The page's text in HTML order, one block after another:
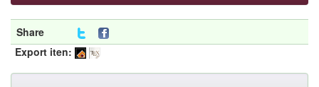
Share
Export iten: